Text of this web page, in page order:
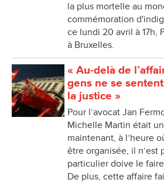
la plus mortelle au
commémoration
ce lundi 20 avril à 17h,
à Bruxelles.
« Au-delà de
gens ne se
la justice »
Pour l’avocat Jan
Michelle Martin était
maintenant, à l’heure
être organisée, il n’est
particulier doive le
De plus, cette affaire